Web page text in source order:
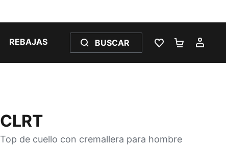
REBAJAS BUSCAR
LISTA DE
CLRT
Top de cuello con cremallera para hombre